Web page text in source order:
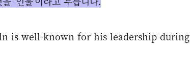
is well-known for his leadership during